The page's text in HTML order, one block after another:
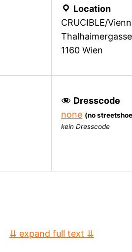
Location
CRUCIBLE/
1160 Wien
Dresscode
none (no
kein Dresscode
⇊ expand full text ⇊